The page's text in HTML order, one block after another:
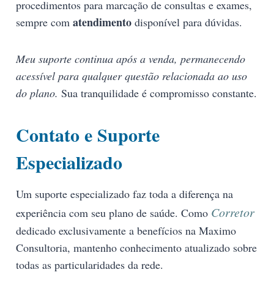
procedimentos para marcação de consultas e exames,
sempre com atendimento disponível para dúvidas.
Meu suporte continua após a venda, permanecendo
acessível para qualquer questão relacionada ao uso
do plano. Sua tranquilidade é compromisso constante.
Contato e Suporte
Especializado
Um suporte especializado faz toda a diferença na
experiência com seu plano de saúde. Como Corretor
dedicado exclusivamente a benefícios na Maximo
Consultoria, mantenho conhecimento atualizado sobre
todas as particularidades da rede.